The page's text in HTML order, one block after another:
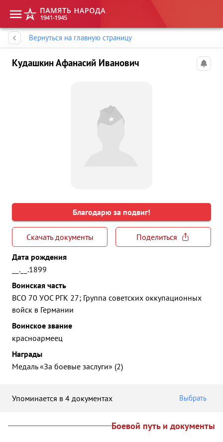
Вернуться на главную страницу
Кудашкин Афанасий Иванович
Благодарю за подвиг!
Скачать документы
Поделиться
Дата рождения
__.__.1899
Воинская часть
ВСО 70 УОС РГК 27; Группа советских оккупационных
войск в Германии
Воинское звание
красноармеец
Награды
Медаль «За боевые заслуги» (2)
Упоминается в 4 документах Выбрать
Боевой путь и документы
Память народа